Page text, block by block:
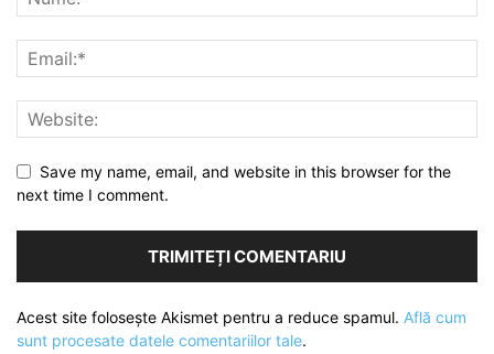
Save my name, email, and website in this browser for the
next time I comment.
Acest site folosește Akismet pentru a reduce spamul. Află cum
sunt procesate datele comentariilor tale.